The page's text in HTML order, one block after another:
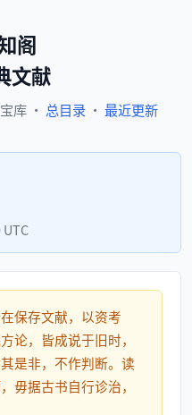
阁
文献
库 · 总目录 · 最近更新
保存文献，以资考
论，皆成说于旧时，
是非，不作判断。读
毋据古书自行诊治，